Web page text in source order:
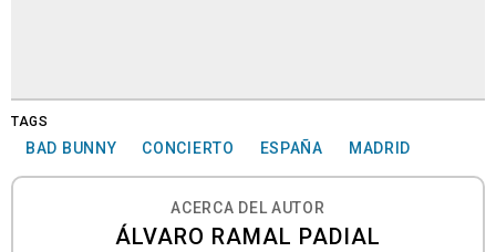
TAGS
BAD BUNNY CONCIERTO ESPAÑA MADRID
ACERCA DEL AUTOR
ÁLVARO RAMAL PADIAL